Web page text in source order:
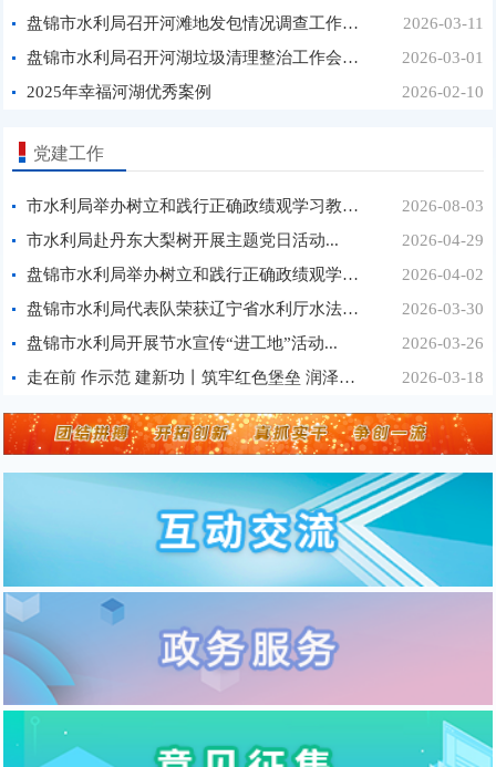
盘锦市水利局召开河滩地发包情况调查工作座谈会...
2026-03-11
盘锦市水利局召开河湖垃圾清理整治工作会议...
2026-03-01
2025年幸福河湖优秀案例
2026-02-10
党建工作
市水利局举办树立和践行正确政绩观学习教育第3期读...
2026-08-03
市水利局赴丹东大梨树开展主题党日活动...
2026-04-29
盘锦市水利局举办树立和践行正确政绩观学习教育第1...
2026-04-02
盘锦市水利局代表队荣获辽宁省水利厅水法知识竞赛...
2026-03-30
盘锦市水利局开展节水宣传“进工地”活动...
2026-03-26
走在前 作示范 建新功丨筑牢红色堡垒 润泽万家心田...
2026-03-18